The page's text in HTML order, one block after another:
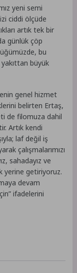
yeni semi
ciddi ölçüde
artık tek bir
günlük çöp
bu
büyük
genel hizmet
belirten Ertaş,
de filomuza dahil
Artık kendi
laf değil iş
çalışmalarımızı
sahadayız ve
yerine getiriyoruz.
devam
ifadelerini